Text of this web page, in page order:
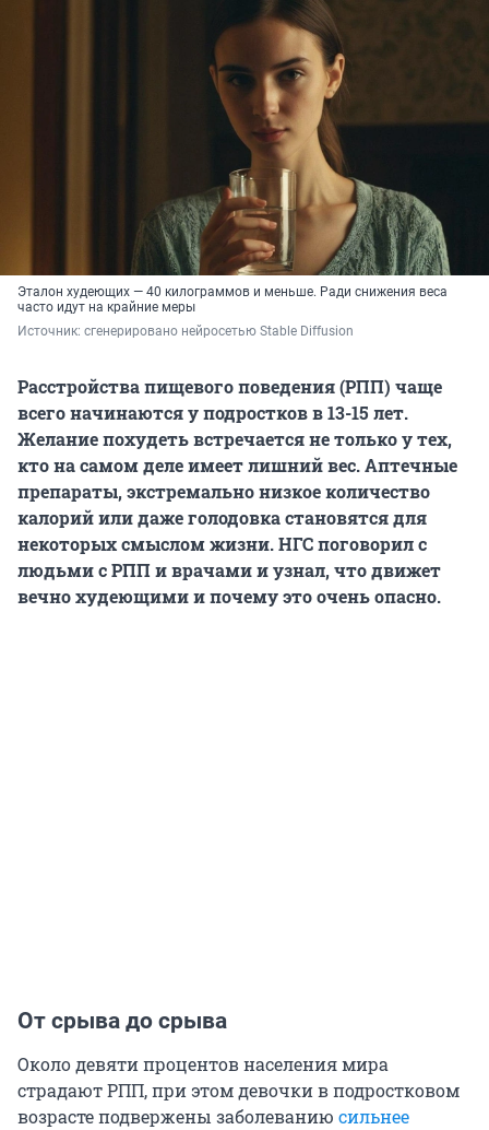
Эталон худеющих — 40 килограммов и меньше. Ради снижения веса
часто идут на крайние меры
Источник: сгенерировано нейросетью Stable Diffusion
Расстройства пищевого поведения (РПП) чаще
всего начинаются у подростков в 13-15 лет.
Желание похудеть встречается не только у тех,
кто на самом деле имеет лишний вес. Аптечные
препараты, экстремально низкое количество
калорий или даже голодовка становятся для
некоторых смыслом жизни. НГС поговорил с
людьми с РПП и врачами и узнал, что движет
вечно худеющими и почему это очень опасно.
От срыва до срыва
Около девяти процентов населения мира
страдают РПП, при этом девочки в подростковом
возрасте подвержены заболеванию сильнее